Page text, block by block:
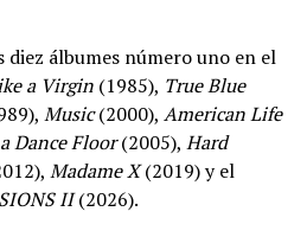
diez álbumes número uno en el
a Virgin (1985), True Blue
Music(2000), American Life
Dance Floor(2005), Hard
Madame X(2019) y el
II(2026).